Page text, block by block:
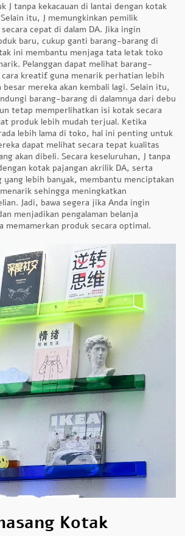
J tanpa kekacauan di lantai dengan kotak
itu, J memungkinkan pemilik
cepat di dalam DA. Jika ingin
baru, cukup ganti barang-barang di
ini membantu menjaga tata letak toko
Pelanggan dapat melihat barang-
cara kreatif guna menarik perhatian lebih
besar mereka akan kembali lagi. Selain itu,
barang-barang di dalamnya dari debu
tetap memperlihatkan isi kotak secara
produk lebih mudah terjual. Ketika
lebih lama di toko, hal ini penting untuk
dapat melihat secara tepat kualitas
akan dibeli. Secara keseluruhan, J tanpa
kotak pajangan akrilik DA, serta
yang lebih banyak, membantu menciptakan
sehingga meningkatkan
Jadi, bawa segera jika Anda ingin
menjadikan pengalaman belanja
memamerkan produk secara optimal.
Kotak